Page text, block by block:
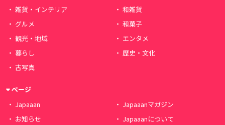
雑貨・インテリア
和雑貨
グルメ
和菓子
観光・地域
エンタメ
暮らし
歴史・文化
古写真
ページ
Japaaan
Japaaanマガジン
お知らせ
Japaaanについて